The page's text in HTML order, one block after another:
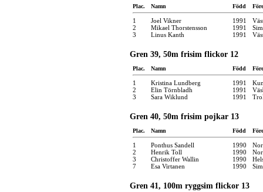
Plac. Namn Född
1 Joel Vikner 1991
2
Mikael Thorstensson 1991
3
Linus Kanth 1991
Gren 39, 50m frisim flickor 12
Plac. Namn Född
1 Kristina Lundberg 1991
2
Elin Törnbladh 1991
3
Sara Wiklund 1991
Gren 40, 50m frisim pojkar 13
Plac. Namn Född
1 Ponthus Sandell 1990
2
Henrik Toll 1990
3
Christoffer Wallin 1990
7
Esa Virtanen 1990
Gren 41, 100m ryggsim flickor 13